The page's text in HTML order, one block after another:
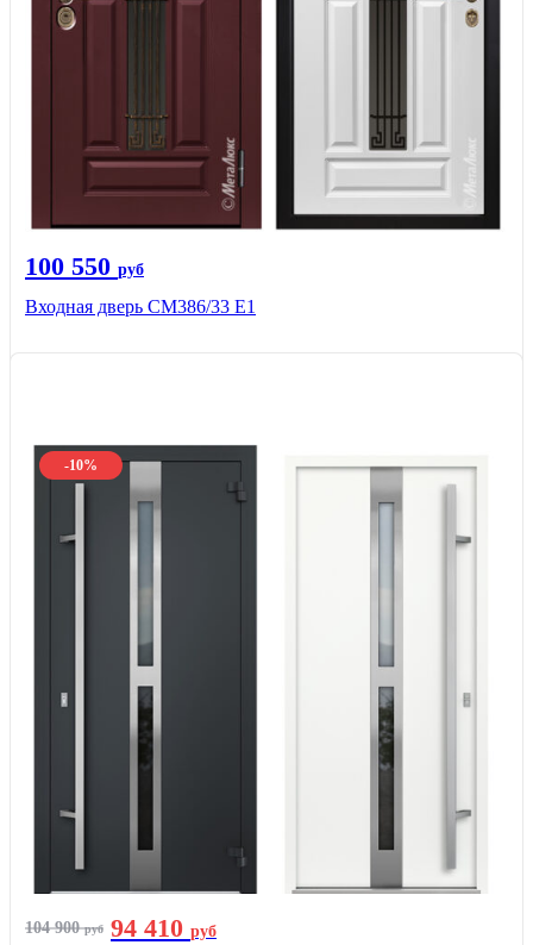
100 550 руб
Входная дверь СМ386/33 Е1
-10%
104 900руб 94 410 руб